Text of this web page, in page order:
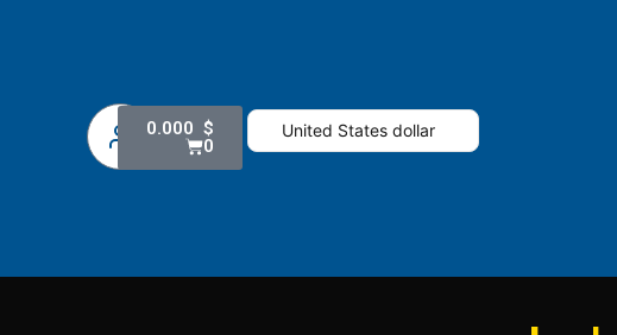
United States dollar
0.000 $
0
Cart